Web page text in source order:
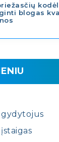
blogas
gydytojus